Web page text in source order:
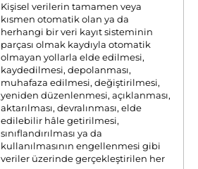
Kişisel verilerin tamamen veya
kısmen otomatik olan ya da
herhangi bir veri kayıt sisteminin
parçası olmak kaydıyla otomatik
olmayan yollarla elde edilmesi,
kaydedilmesi, depolanması,
muhafaza edilmesi, değiştirilmesi,
yeniden düzenlenmesi, açıklanması,
aktarılması, devralınması, elde
edilebilir hâle getirilmesi,
sınıflandırılması ya da
kullanılmasının engellenmesi gibi
veriler üzerinde gerçekleştirilen her